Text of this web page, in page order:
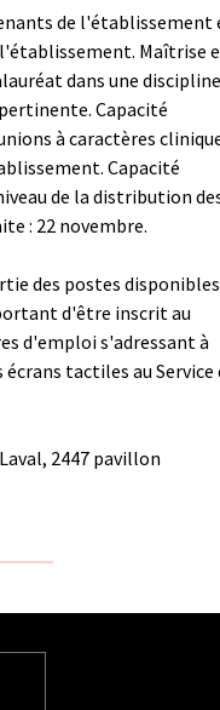
de l'établissement
Maîtrise
dans une discipline
Capacité
à caractères
Capacité
de la distribution
: 22 novembre.
des postes
d'être inscrit au
d'emploi s'adressant à
tactiles au Service
2447 pavillon